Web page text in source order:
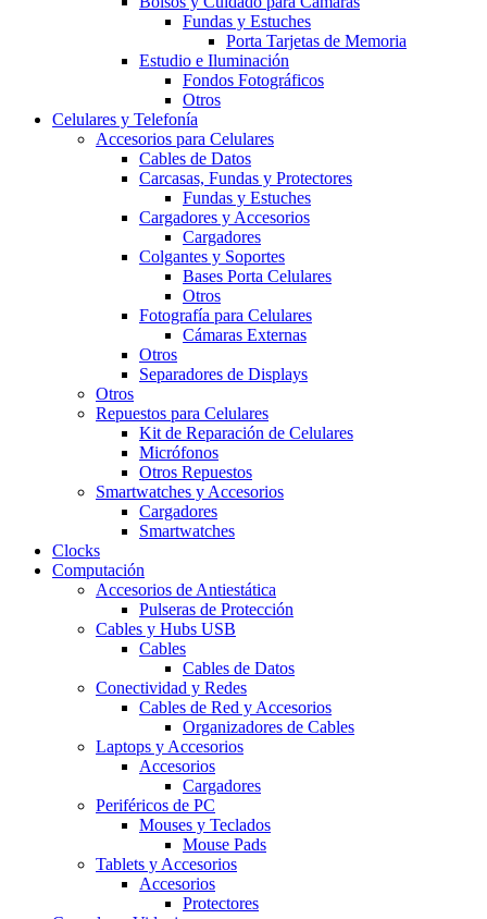
Fundas y Estuches
Porta Tarjetas de Memoria
Estudio e Iluminación
Fondos Fotográficos
Otros
Celulares y Telefonía
Accesorios para Celulares
Cables de Datos
Carcasas, Fundas y Protectores
Fundas y Estuches
Cargadores y Accesorios
Cargadores
Colgantes y Soportes
Bases Porta Celulares
Otros
Fotografía para Celulares
Cámaras Externas
Otros
Separadores de Displays
Otros
Repuestos para Celulares
Kit de Reparación de Celulares
Micrófonos
Otros Repuestos
Smartwatches y Accesorios
Cargadores
Smartwatches
Clocks
Computación
Accesorios de Antiestática
Pulseras de Protección
Cables y Hubs USB
Cables
Cables de Datos
Conectividad y Redes
Cables de Red y Accesorios
Organizadores de Cables
Laptops y Accesorios
Accesorios
Cargadores
Periféricos de PC
Mouses y Teclados
Mouse Pads
Tablets y Accesorios
Accesorios
Protectores